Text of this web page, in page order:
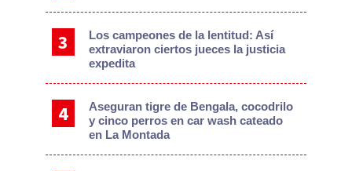
Los campeones de la lentitud: Así
extraviaron ciertos jueces la justicia
expedita
Aseguran tigre de Bengala, cocodrilo
y cinco perros en car wash cateado
en La Montada